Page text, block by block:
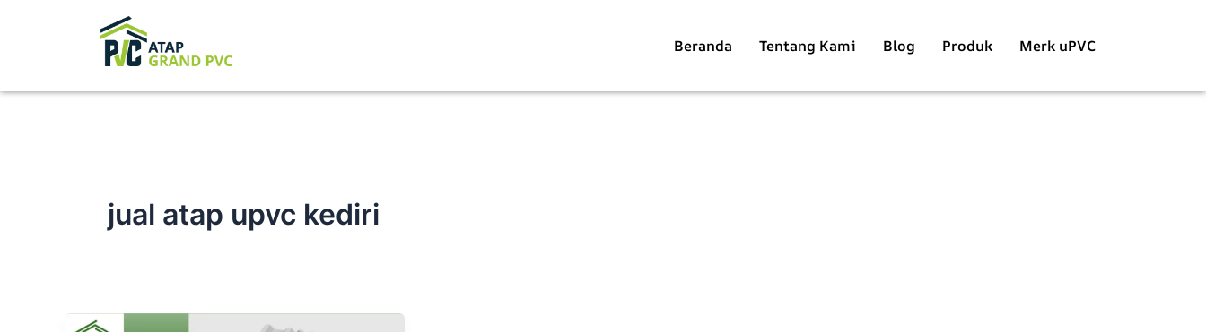
Beranda Tentang Kami Blog Produk Merk uPVC
jual atap upvc kediri